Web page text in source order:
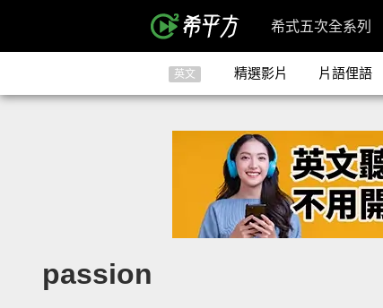
希式五次全系列
英文 精選影片 片語俚語
passion